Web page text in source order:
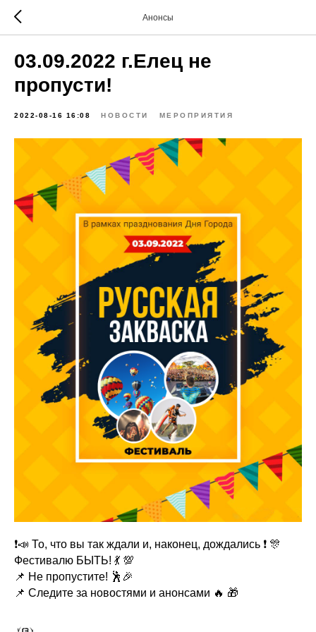
Анонсы
03.09.2022 г.Елец не
пропусти!
2022-08-16 16:08 НОВОСТИ МЕРОПРИЯТИЯ
❗️📣 То, что вы так ждали и, наконец, дождались ❗️ 🎊
Фестивалю БЫТЬ! 💃 💯
📌 Не пропустите! 🕺🎉
📌 Следите за новостями и анонсами 🔥 🎁